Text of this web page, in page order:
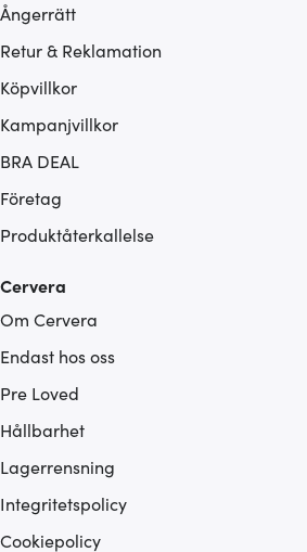
Ångerrätt
Retur & Reklamation
Köpvillkor
Kampanjvillkor
BRA DEAL
Företag
Produktåterkallelse
Cervera
Om Cervera
Endast hos oss
Pre Loved
Hållbarhet
Lagerrensning
Integritetspolicy
Cookiepolicy